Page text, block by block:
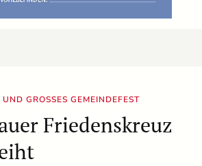
GROSSES GEMEINDEFEST
Friedenskreuz